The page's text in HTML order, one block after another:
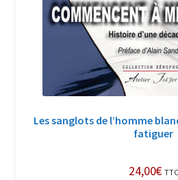
Suivi de la Commande
Les sanglots de l’homme
fatiguer
24,00€ TTC